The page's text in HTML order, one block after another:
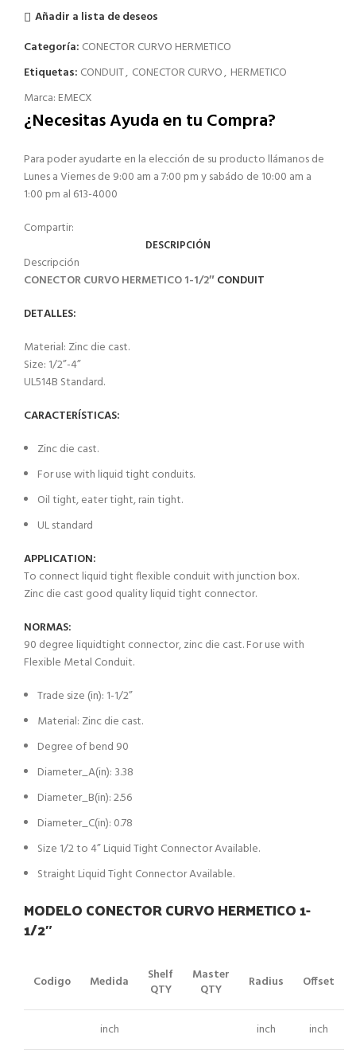
Añadir a lista de deseos
Categoría: CONECTOR CURVO HERMETICO
Etiquetas: CONDUIT, CONECTOR CURVO, HERMETICO
Marca: EMECX
¿Necesitas Ayuda en tu Compra?
Para poder ayudarte en la elección de su producto llámanos de
Lunes a Viernes de 9:00 am a 7:00 pm y sabádo de 10:00 am a
1:00 pm al 613-4000
Compartir:
DESCRIPCIÓN
Descripción
CONECTOR CURVO HERMETICO 1-1/2″CONDUIT
DETALLES:
Material: Zinc die cast.
Size: 1/2”-4”
UL514B Standard.
CARACTERÍSTICAS:
Zinc die cast.
For use with liquid tight conduits.
Oil tight, eater tight, rain tight.
UL standard
APPLICATION:
To connect liquid tight flexible conduit with junction box.
Zinc die cast good quality liquid tight connector.
NORMAS:
90 degree liquidtight connector, zinc die cast. For use with
Flexible Metal Conduit.
Trade size (in): 1-1/2”
Material: Zinc die cast.
Degree of bend 90
Diameter_A(in): 3.38
Diameter_B(in): 2.56
Diameter_C(in): 0.78
Size 1/2 to 4” Liquid Tight Connector Available.
Straight Liquid Tight Connector Available.
MODELO CONECTOR CURVO HERMETICO 1-
1/2″
Codigo Medida
Shelf
QTY
Master
QTY
Radius Offset
inch inch inch